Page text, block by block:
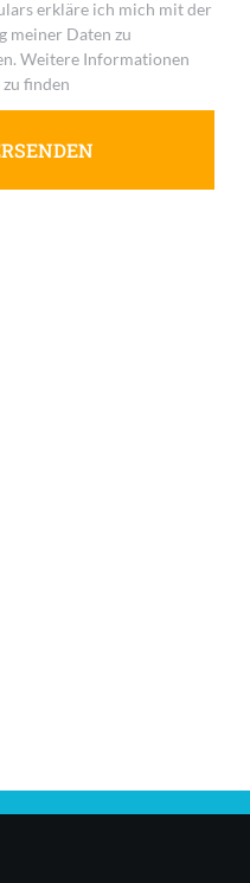
erkläre ich mich mit der
meiner Daten zu
Weitere Informationen
finden